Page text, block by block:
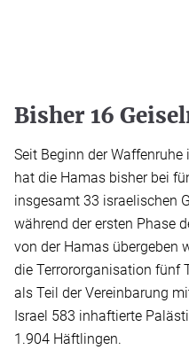
Bisher 16
Seit Beginn der
hat die Hamas bisher bei
insgesamt 33 israelischen
während der ersten Phase
von der Hamas übergeben
die Terrororganisation fünf
als Teil der Vereinbarung
Israel 583 inhaftierte
1.904 Häftlingen.